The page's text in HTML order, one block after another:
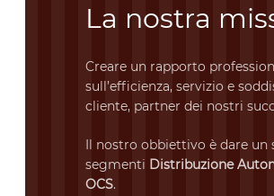
La nostra
Creare un rapporto
sull’efficienza, servizio e
cliente, partner dei nostri
Il nostro obbiettivo è dare un
segmenti Distribuzione
OCS.